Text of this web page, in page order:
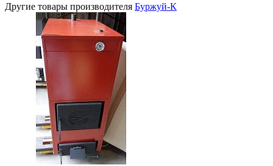
Другие товары производителя Буржуй-К